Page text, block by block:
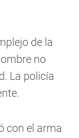
de la
no
La policía
con el arma